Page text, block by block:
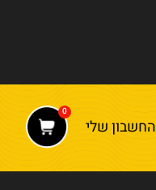
החשבון שלי
0